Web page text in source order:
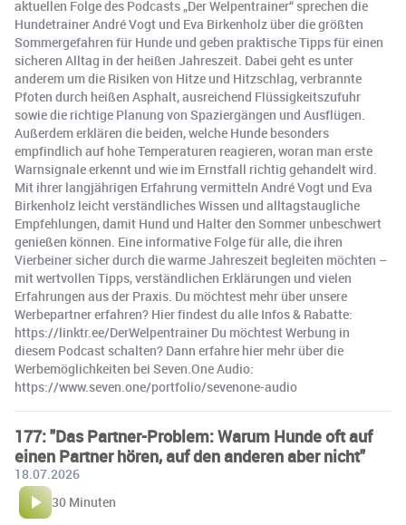
aktuellen Folge des Podcasts „Der Welpentrainer“ sprechen die
Hundetrainer André Vogt und Eva Birkenholz über die größten
Sommergefahren für Hunde und geben praktische Tipps für einen
sicheren Alltag in der heißen Jahreszeit. Dabei geht es unter
anderem um die Risiken von Hitze und Hitzschlag, verbrannte
Pfoten durch heißen Asphalt, ausreichend Flüssigkeitszufuhr
sowie die richtige Planung von Spaziergängen und Ausflügen.
Außerdem erklären die beiden, welche Hunde besonders
empfindlich auf hohe Temperaturen reagieren, woran man erste
Warnsignale erkennt und wie im Ernstfall richtig gehandelt wird.
Mit ihrer langjährigen Erfahrung vermitteln André Vogt und Eva
Birkenholz leicht verständliches Wissen und alltagstaugliche
Empfehlungen, damit Hund und Halter den Sommer unbeschwert
genießen können. Eine informative Folge für alle, die ihren
Vierbeiner sicher durch die warme Jahreszeit begleiten möchten –
mit wertvollen Tipps, verständlichen Erklärungen und vielen
Erfahrungen aus der Praxis. Du möchtest mehr über unsere
Werbepartner erfahren? Hier findest du alle Infos & Rabatte:
https://linktr.ee/DerWelpentrainer Du möchtest Werbung in
diesem Podcast schalten? Dann erfahre hier mehr über die
Werbemöglichkeiten bei Seven.One Audio:
https://www.seven.one/portfolio/sevenone-audio
177: "Das Partner-Problem: Warum Hunde oft auf
einen Partner hören, auf den anderen aber nicht"
18.07.2026
30 Minuten